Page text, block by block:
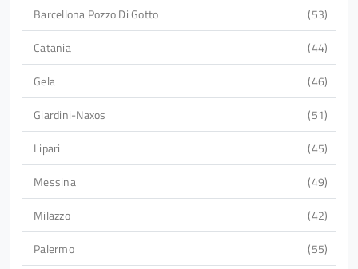
Barcellona Pozzo Di Gotto
53
Catania
44
Gela
46
Giardini-Naxos
51
Lipari
45
Messina
49
Milazzo
42
Palermo
55